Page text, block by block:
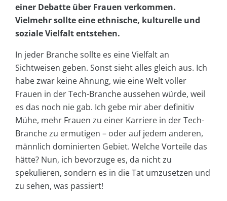
einer Debatte über Frauen verkommen.
Vielmehr sollte eine ethnische, kulturelle und
soziale Vielfalt entstehen.
In jeder Branche sollte es eine Vielfalt an
Sichtweisen geben. Sonst sieht alles gleich aus. Ich
habe zwar keine Ahnung, wie eine Welt voller
Frauen in der Tech-Branche aussehen würde, weil
es das noch nie gab. Ich gebe mir aber definitiv
Mühe, mehr Frauen zu einer Karriere in der Tech-
Branche zu ermutigen – oder auf jedem anderen,
männlich dominierten Gebiet. Welche Vorteile das
hätte? Nun, ich bevorzuge es, da nicht zu
spekulieren, sondern es in die Tat umzusetzen und
zu sehen, was passiert!